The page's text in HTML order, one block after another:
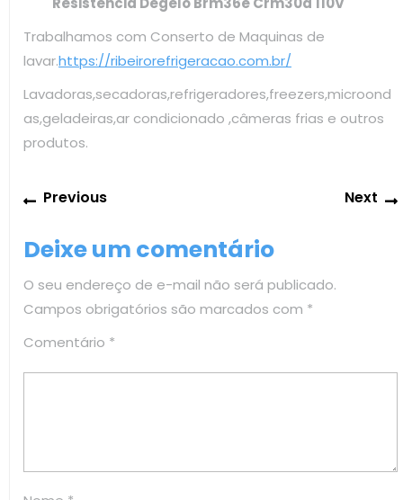
Trabalhamos com Conserto de Maquinas de
lavar.https://ribeirorefrigeracao.com.br/
Lavadoras,secadoras,refrigeradores,freezers,microond
as,geladeiras,ar condicionado ,câmeras frias e outros
produtos.
Navegação
de
Post
PreviousPrevious
Next
Deixe um comentário
O seu endereço de e-mail não será publicado.
Campos obrigatórios são marcados com *
Comentário *